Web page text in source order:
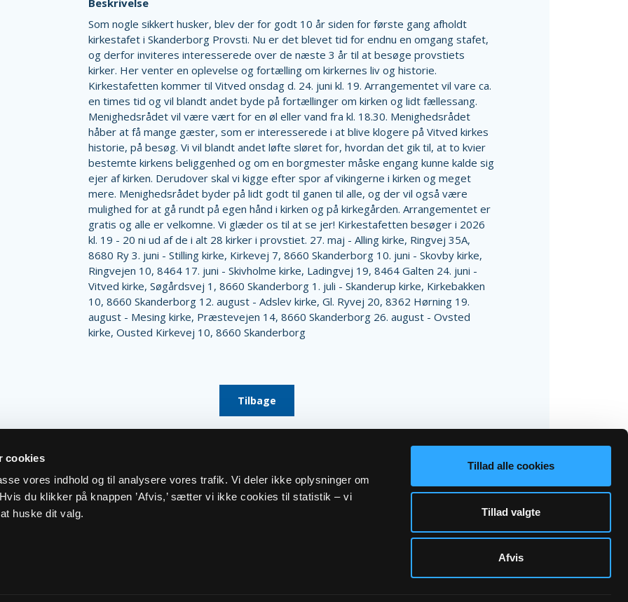
cookies
vores indhold og til analysere vores trafik. Vi deler ikke oplysninger om
du klikker på knappen ’Afvis,’ sætter vi ikke cookies til statistik – vi
huske dit valg.
Tillad alle cookies
Tillad valgte
Afvis
Beskrivelse
Som nogle sikkert husker, blev der for godt 10 år siden for første gang afholdt
kirkestafet i Skanderborg Provsti. Nu er det blevet tid for endnu en omgang stafet,
og derfor inviteres interesserede over de næste 3 år til at besøge provstiets
kirker. Her venter en oplevelse og fortælling om kirkernes liv og historie.
Kirkestafetten kommer til Vitved onsdag d. 24. juni kl. 19. Arrangementet vil vare ca.
en times tid og vil blandt andet byde på fortællinger om kirken og lidt fællessang.
Menighedsrådet vil være vært for en øl eller vand fra kl. 18.30. Menighedsrådet
håber at få mange gæster, som er interesserede i at blive klogere på Vitved kirkes
historie, på besøg. Vi vil blandt andet løfte sløret for, hvordan det gik til, at to kvier
bestemte kirkens beliggenhed og om en borgmester måske engang kunne kalde sig
ejer af kirken. Derudover skal vi kigge efter spor af vikingerne i kirken og meget
mere. Menighedsrådet byder på lidt godt til ganen til alle, og der vil også være
mulighed for at gå rundt på egen hånd i kirken og på kirkegården. Arrangementet er
gratis og alle er velkomne. Vi glæder os til at se jer! Kirkestafetten besøger i 2026
kl. 19 - 20 ni ud af de i alt 28 kirker i provstiet. 27. maj - Alling kirke, Ringvej 35A,
8680 Ry 3. juni - Stilling kirke, Kirkevej 7, 8660 Skanderborg 10. juni - Skovby kirke,
Ringvejen 10, 8464 17. juni - Skivholme kirke, Ladingvej 19, 8464 Galten 24. juni -
Vitved kirke, Søgårdsvej 1, 8660 Skanderborg 1. juli - Skanderup kirke, Kirkebakken
10, 8660 Skanderborg 12. august - Adslev kirke, Gl. Ryvej 20, 8362 Hørning 19.
august - Mesing kirke, Præstevejen 14, 8660 Skanderborg 26. august - Ovsted
kirke, Ousted Kirkevej 10, 8660 Skanderborg
Tilbage